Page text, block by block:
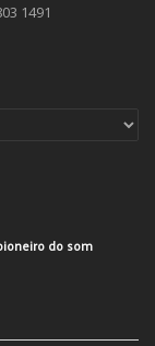
1491
do som